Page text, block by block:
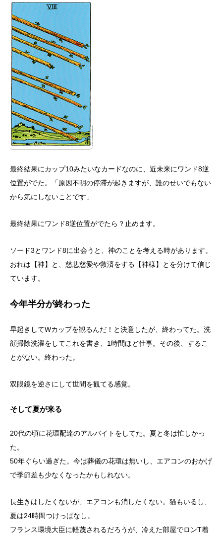
最終結果にカップ10みたいなカードなのに、近未来にワンド8逆
位置がでた。「原因不明の停滞が起きますが、誰のせいでもない
から気にしないことです」
最終結果にワンド8逆位置がでたら？止めます。
ソード3とワンド8に出会うと、神のことを考える時があります。
おれは【神】と、慈悲慈愛や救済をする【神様】とを分けて信じ
ています。
今年半分が終わった
早起きしてWカップを観るんだ！と決意したが、終わってた。洗
顔掃除洗濯をしてこれを書き、1時間ほど仕事。その後、するこ
とがない。終わった。
双眼鏡を逆さにして世間を観てる感覚。
そして夏が来る
20代の頃に花環配達のアルバイトをしてた。夏と冬は忙しかっ
た。
50年ぐらい過ぎた。今は葬儀の花環は無いし、エアコンのおかげ
で季節差も少なくなったかもしれない。
長生きはしたくないが、エアコンも消したくない。猫もいるし、
夏は24時間つけっぱなし。
フランス環境大臣に軽蔑されるだろうが、冷えた部屋でロンT着